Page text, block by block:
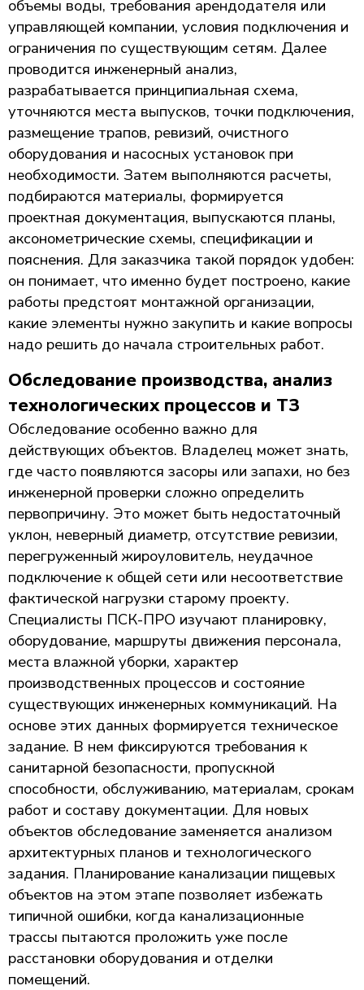
объемы воды, требования арендодателя или
управляющей компании, условия подключения и
ограничения по существующим сетям. Далее
проводится инженерный анализ,
разрабатывается принципиальная схема,
уточняются места выпусков, точки подключения,
размещение трапов, ревизий, очистного
оборудования и насосных установок при
необходимости. Затем выполняются расчеты,
подбираются материалы, формируется
проектная документация, выпускаются планы,
аксонометрические схемы, спецификации и
пояснения. Для заказчика такой порядок удобен:
он понимает, что именно будет построено, какие
работы предстоят монтажной организации,
какие элементы нужно закупить и какие вопросы
надо решить до начала строительных работ.
Обследование производства, анализ
технологических процессов и ТЗ
Обследование особенно важно для
действующих объектов. Владелец может знать,
где часто появляются засоры или запахи, но без
инженерной проверки сложно определить
первопричину. Это может быть недостаточный
уклон, неверный диаметр, отсутствие ревизии,
перегруженный жироуловитель, неудачное
подключение к общей сети или несоответствие
фактической нагрузки старому проекту.
Специалисты ПСК-ПРО изучают планировку,
оборудование, маршруты движения персонала,
места влажной уборки, характер
производственных процессов и состояние
существующих инженерных коммуникаций. На
основе этих данных формируется техническое
задание. В нем фиксируются требования к
санитарной безопасности, пропускной
способности, обслуживанию, материалам, срокам
работ и составу документации. Для новых
объектов обследование заменяется анализом
архитектурных планов и технологического
задания. Планирование канализации пищевых
объектов на этом этапе позволяет избежать
типичной ошибки, когда канализационные
трассы пытаются проложить уже после
расстановки оборудования и отделки
помещений.